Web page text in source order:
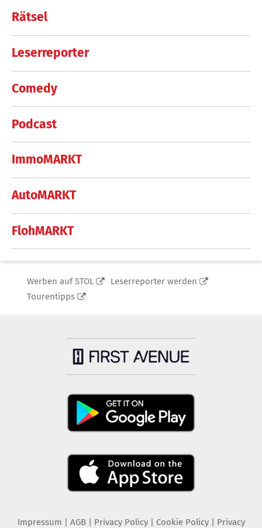
Rätsel
Leserreporter
Comedy
Podcast
ImmoMARKT
AutoMARKT
FlohMARKT
Werben auf STOL
Leserreporter werden
Tourentipps
Impressum AGB Privacy Policy| Cookie Policy| Privacy